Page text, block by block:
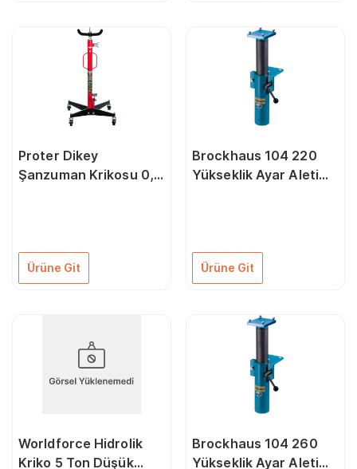
Proter Dikey
Şanzuman Krikosu 0,5
Ürüne Git
Brockhaus 104 220
Yükseklik Ayar Aleti
Ürüne Git
Worldforce Hidrolik
Kriko 5 Ton Düşük
Brockhaus 104 260
Yükseklik Ayar Aleti